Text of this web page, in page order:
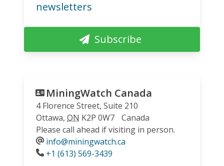
newsletters
Subscribe
MiningWatch Canada
4 Florence Street, Suite 210
Ottawa, ON K2P 0W7
Canada
Please call ahead if visiting in person.
info@miningwatch.ca
Phone
+1 (613) 569-3439